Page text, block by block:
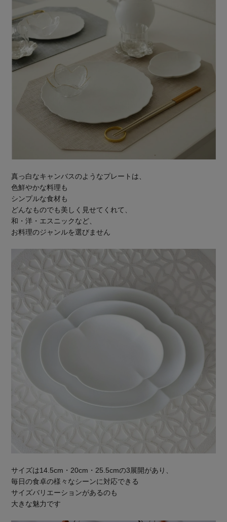
真っ白なキャンバスのようなプレートは、
色鮮やかな料理も
シンプルな食材も
どんなものでも美しく見せてくれて、
和・洋・エスニックなど、
お料理のジャンルを選びません
サイズは14.5cm・20cm・25.5cmの3展開があり、
毎日の食卓の様々なシーンに対応できる
サイズバリエーションがあるのも
大きな魅力です